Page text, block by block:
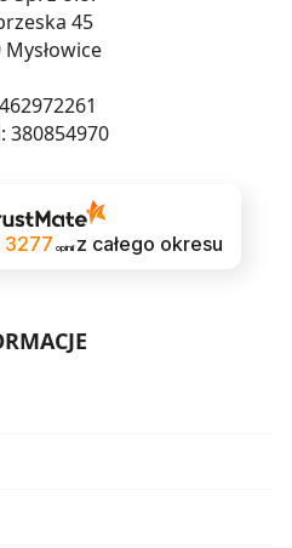
45
Mysłowice
380854970
3277 opinii z całego okresu